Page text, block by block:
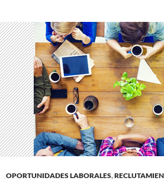
OPORTUNIDADES LABORALES,